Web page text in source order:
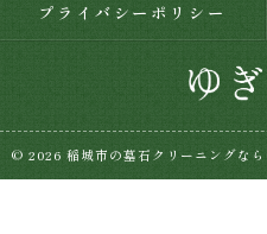
プライバシーポリシー
© 2026 稲城市の墓石クリーニング